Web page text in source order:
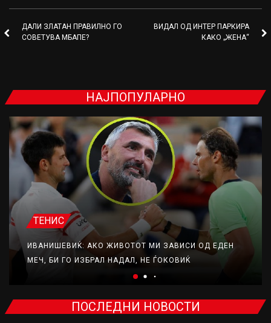
ДАЛИ ЗЛАТАН ПРАВИЛНО ГО
СОВЕТУВА МБАПЕ?
ВИДАЛ ОД ИНТЕР ПАРКИРА
КАКО „ЖЕНА“
НАЈПОПУЛАРНО
ТЕНИС
ИВАНИШЕВИЌ: АКО ЖИВОТОТ МИ ЗАВИСИ ОД ЕДЕН
МЕЧ, БИ ГО ИЗБРАЛ НАДАЛ, НЕ ЃОКОВИЌ
ПОСЛЕДНИ НОВОСТИ